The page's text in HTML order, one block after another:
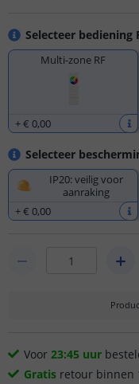
Selecteer bediening
Multi-zone RF
+€ 0,00
Selecteer
IP20: veilig voor
aanraking
+€ 0,00
Voor 23:45 uur
Gratis retour binnen